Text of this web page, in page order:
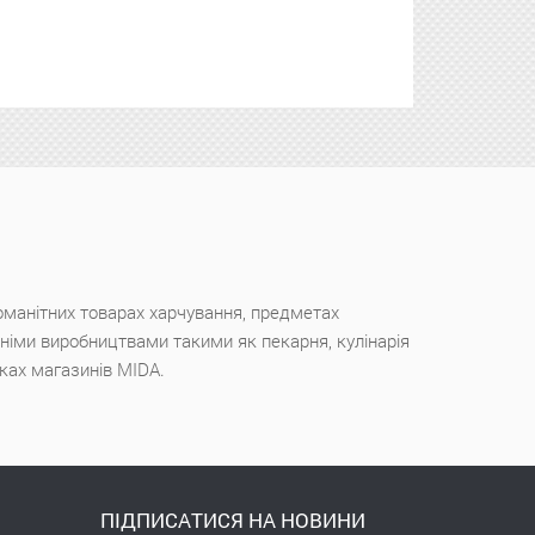
товарах харчування, предметах
виробництвами такими як пекарня, кулінарія
магазинів MIDA.
ПІДПИСАТИСЯ НА НОВИНИ